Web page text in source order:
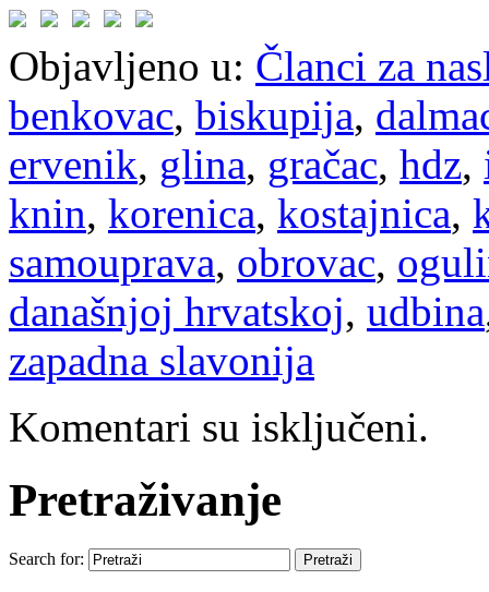
Objavljeno u: Članci za
benkovac, biskupija,
ervenik, glina, gračac, hdz,
knin, korenica, kostajnica,
samouprava, obrovac,
današnjoj hrvatskoj, udbina
zapadna slavonija
Komentari su isključeni.
Pretraživanje
Search for: